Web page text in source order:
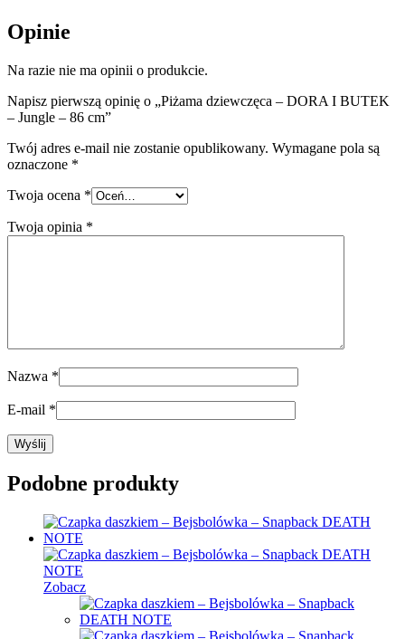
Opinie
Na razie nie ma opinii o produkcie.
Napisz pierwszą opinię o „Piżama dziewczęca – DORA I BUTEK
– Jungle – 86 cm”
Twój adres e-mail nie zostanie opublikowany. Wymagane pola są
oznaczone *
Twoja ocena *
Twoja opinia *
Nazwa *
E-mail *
Podobne produkty
Zobacz